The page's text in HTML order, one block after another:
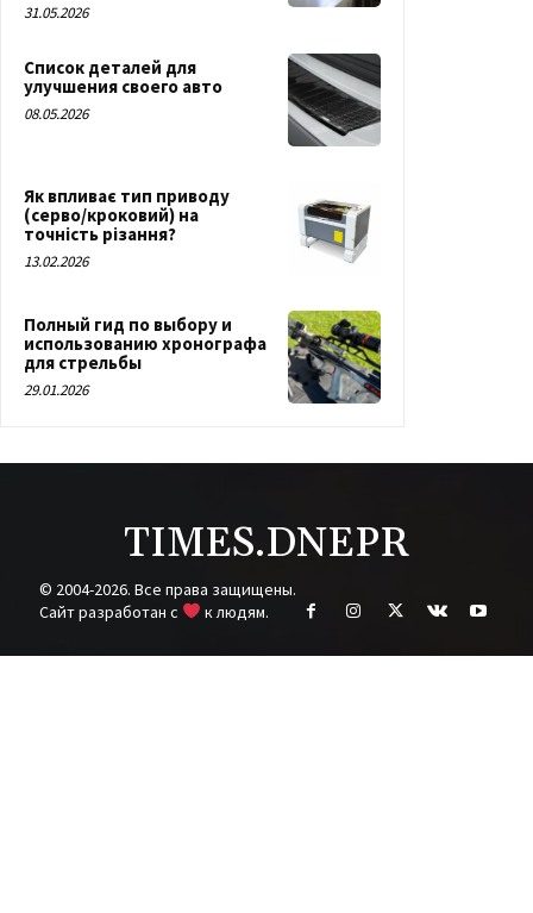
31.05.2026
Список деталей для
улучшения своего авто
08.05.2026
Як впливає тип приводу
(серво/кроковий) на
точність різання?
13.02.2026
Полный гид по выбору и
использованию хронографа
для стрельбы
29.01.2026
TIMES.DNEPR
© 2004-2026. Все права защищены.
Cайт разработан с
к людям.